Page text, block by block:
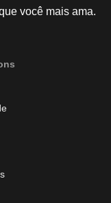
você mais ama.